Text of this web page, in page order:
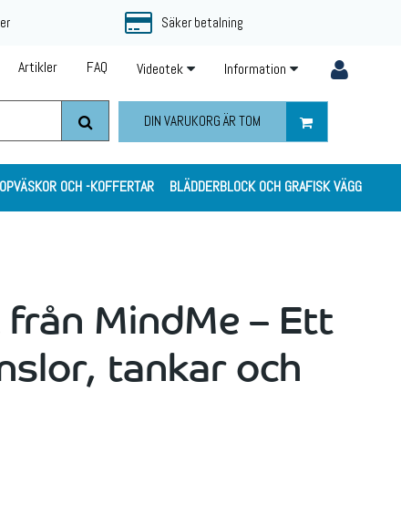
Säker betalning
Information
Videotek
FAQ
Artikler
DIN VARUKORG ÄR TOM
OCH -KOFFERTAR BLÄDDERBLOCK OCH GRAFISK VÄGG
MindMe – Ett
tankar och